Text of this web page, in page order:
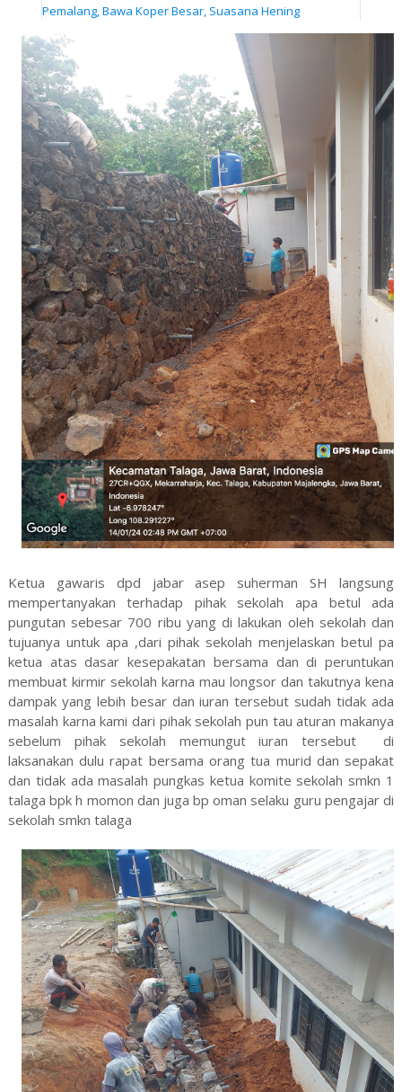
Pemalang, Bawa Koper Besar, Suasana Hening
Ketua gawaris dpd jabar asep suherman SH langsung
mempertanyakan terhadap pihak sekolah apa betul ada
pungutan sebesar 700 ribu yang di lakukan oleh sekolah dan
tujuanya untuk apa ,dari pihak sekolah menjelaskan betul pa
ketua atas dasar kesepakatan bersama dan di peruntukan
membuat kirmir sekolah karna mau longsor dan takutnya kena
dampak yang lebih besar dan iuran tersebut sudah tidak ada
masalah karna kami dari pihak sekolah pun tau aturan makanya
sebelum pihak sekolah memungut iuran tersebut di
laksanakan dulu rapat bersama orang tua murid dan sepakat
dan tidak ada masalah pungkas ketua komite sekolah smkn 1
talaga bpk h momon dan juga bp oman selaku guru pengajar di
sekolah smkn talaga